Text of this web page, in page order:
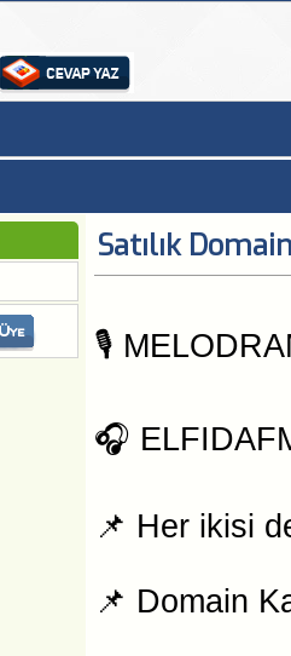
Satılık
🎙️
🎧
📌 Her ikisi
📌 Domain